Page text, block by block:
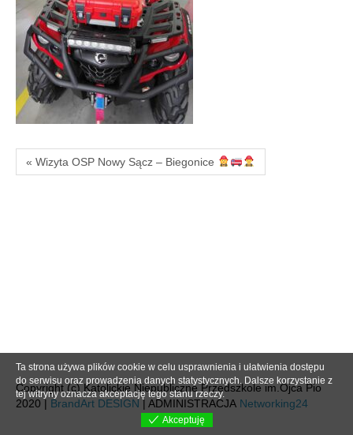
« Wizyta OSP Nowy Sącz – Biegonice
Copyright (c) Katolickie Niepubliczne Przedszkole im.Ojca Pio
2020 | BrandArt DESIGN | ADMINISTRACJA Networking24
Ta strona używa plików cookie w celu usprawnienia i ułatwienia dostępu
do serwisu oraz prowadzenia danych statystycznych. Dalsze korzystanie z
tej witryny oznacza akceptację tego stanu rzeczy.
Akceptuję